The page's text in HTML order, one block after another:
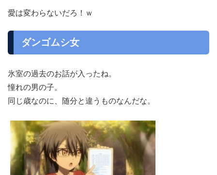
愛は変わらないだろ！ｗ
ダンゴムシ女
氷室の過去のお話が入ったね。
憧れの男の子。
同じ歳なのに、随分と違うものなんだな。